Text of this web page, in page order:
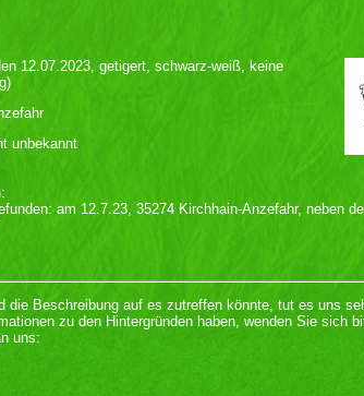
12.07.2023, getigert, schwarz-weiß, keine
unbekannt
am 12.7.23, 35274 Kirchhain-Anzefahr, neben
die Beschreibung auf es zutreffen könnte, tut es uns
zu den Hintergründen haben, wenden Sie sich
uns: